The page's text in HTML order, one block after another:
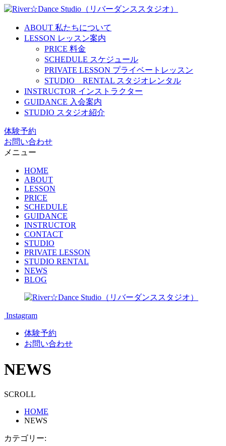
ABOUT 私たちについて
LESSON レッスン案内
PRICE 料金
SCHEDULE スケジュール
PRIVATE LESSON プライベートレッスン
STUDIO RENTAL スタジオレンタル
INSTRUCTOR インストラクター
GUIDANCE 入会案内
STUDIO スタジオ紹介
体験予約
お問い合わせ
メニュー
HOME
ABOUT
LESSON
PRICE
SCHEDULE
GUIDANCE
INSTRUCTOR
CONTACT
STUDIO
PRIVATE LESSON
STUDIO RENTAL
NEWS
BLOG
Instagram
体験予約
お問い合わせ
NEWS
SCROLL
HOME
NEWS
カテゴリー: